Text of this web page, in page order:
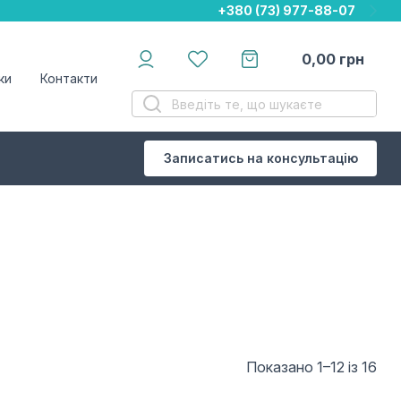
+380 (73) 977-88-07
+380 (73) 977-88-07
+380 (73) 977-88-07
Контакти
0,00 грн
Записатись на консультацію
Показано 1–12 із 16